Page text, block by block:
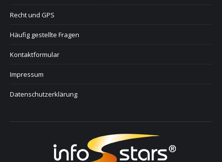
Recht und GPS
Häufig gestellte Fragen
Kontaktformular
Impressum
Datenschutzerklärung